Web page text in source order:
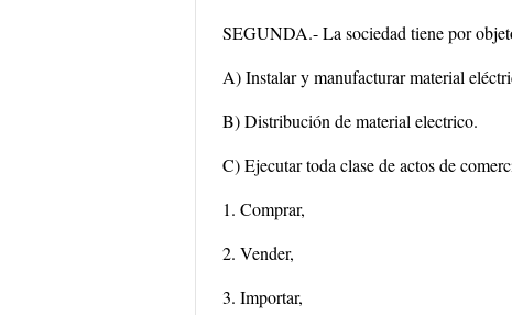
SEGUNDA.- La sociedad tiene por
A) Instalar y manufacturar material
B) Distribución de material electrico.
C) Ejecutar toda clase de actos de
1. Comprar,
2. Vender,
3. Importar,